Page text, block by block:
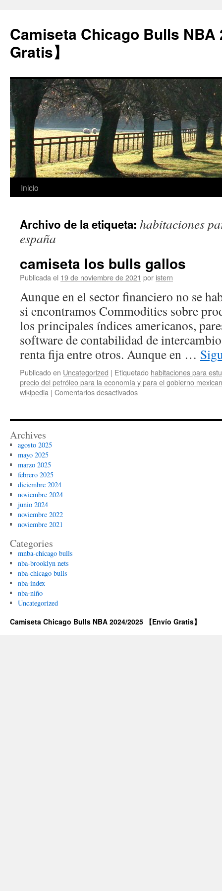
Camiseta Chicago Bulls NBA
Gratis】
Saltar
contenido
Inicio
Archivo de la etiqueta: habitaciones
españa
camiseta los bulls gallos
Publicada el 19 de noviembre de 2021 por istern
Aunque en el sector financiero no se
si encontramos Commodities sobre
los principales índices americanos,
software de contabilidad de
renta fija entre otros. Aunque en …
Publicado en Uncategorized | Etiquetado habitaciones para
precio del petróleo para la economía y para el gobierno
wikipedia | Comentarios desactivadosen
bulls
Archives
agosto 2025
mayo 2025
marzo 2025
febrero 2025
diciembre 2024
noviembre 2024
junio 2024
noviembre 2022
noviembre 2021
Categories
mnba-chicago bulls
nba-brooklyn nets
nba-chicago bulls
nba-index
nba-niño
Uncategorized
Camiseta Chicago Bulls NBA 2024/2025 【Envío Gratis】